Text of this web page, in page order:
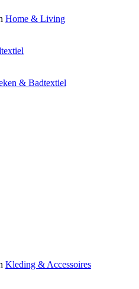
Home & Living
& Badtextiel
Kleding & Accessoires